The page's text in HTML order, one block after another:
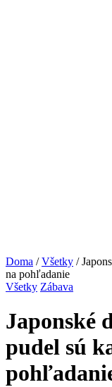
Doma /Všetky /
na pohľadanie
Všetky Zábava
Japonské
pudel sú